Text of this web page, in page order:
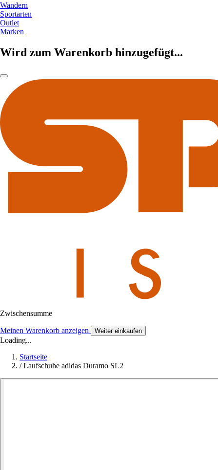
Wandern
Sportarten
Outlet
Marken
Wird zum Warenkorb hinzugefügt...
Zwischensumme
Meinen Warenkorb anzeigen Weiter einkaufen
Loading...
Startseite
/ Laufschuhe adidas Duramo SL2